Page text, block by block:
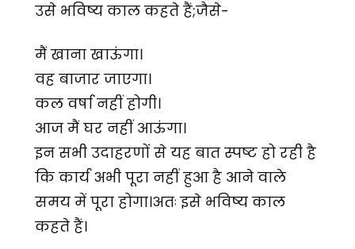
उसे भविष्य काल कहते हैं;जैसे-
मैं खाना खाऊंगा।
वह बाजार जाएगा।
कल वर्षा नहीं होगी।
आज मैं घर नहीं आऊंगा।
इन सभी उदाहरणों से यह बात स्पष्ट हो रही है
कि कार्य अभी पूरा नहीं हुआ है आने वाले
समय में पूरा होगा।अतः इसे भविष्य काल
कहते हैं।